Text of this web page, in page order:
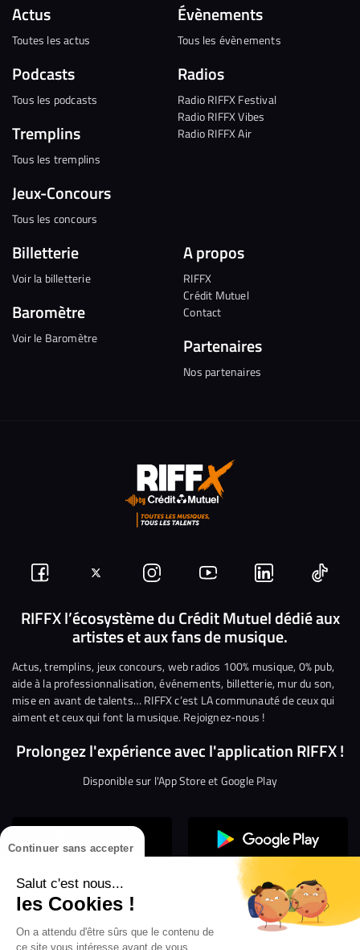
Continuer sans accepter
Salut c'est nous...
les Cookies !
On a attendu d'être sûrs que le contenu de
ce site vous intéresse avant de vous
Actus
Toutes les actus
Podcasts
Tous les podcasts
Tremplins
Tous les tremplins
Jeux-Concours
Tous les concours
Évènements
Tous les évènements
Radios
Radio RIFFX Festival
Radio RIFFX Vibes
Radio RIFFX Air
Billetterie
Voir la billetterie
Baromètre
Voir le Baromètre
A propos
RIFFX
Crédit Mutuel
Contact
Partenaires
Nos partenaires
Suivez-
nous
Facebook
Suivez-
nous
sur
Twitter
Nous
rejoindre
sur
Instagram
Nous
rejoindre
sur
YouTube
Nous
rejoindre
sur
Linkedin
Nous
RIFFX l’écosystème du Crédit Mutuel dédié aux
artistes et aux fans de musique.
Actus, tremplins, jeux concours, web radios 100% musique, 0% pub,
aide à la professionnalisation, événements, billetterie, mur du son,
mise en avant de talents… RIFFX c’est LA communauté de ceux qui
aiment et ceux qui font la musique. Rejoignez-nous !
Prolongez l'expérience avec l'application RIFFX !
Disponible sur l'App Store et Google Play
Confidentialité
Gestion des cookies